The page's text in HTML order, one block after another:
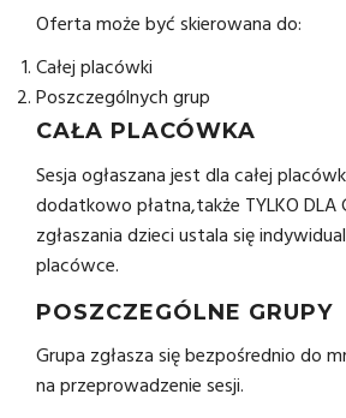
Oferta może być skierowana do:
Całej placówki
Poszczególnych grup
CAŁA PLACÓWKA
Sesja ogłaszana jest dla całej
dodatkowo płatna,także TYLKO DLA
zgłaszania dzieci ustala się
placówce.
POSZCZEGÓLNE GRUPY
Grupa zgłasza się bezpośrednio do
na przeprowadzenie sesji.